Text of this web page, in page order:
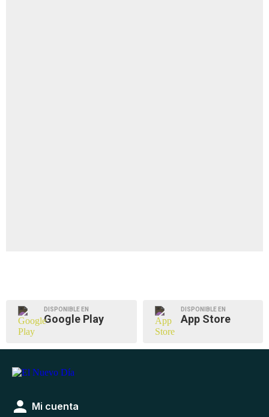
DISPONIBLE EN
Google Play
DISPONIBLE EN
App Store
Mi cuenta